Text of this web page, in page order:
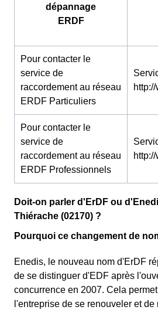
dépannage
ERDF
Pour contacter le
service de
raccordement au réseau
ERDF Particuliers
Pour contacter le
service de
raccordement au réseau
ERDF Professionnels
Doit-on parler d'ErDF ou
Thiérache (02170) ?
Pourquoi ce changement de
Enedis, le nouveau nom d'ErDF
de se distinguer d'EDF après
concurrence en 2007. Cela
l'entreprise de se renouveler et